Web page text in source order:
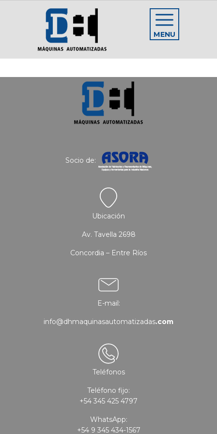
MENU
Socio de:
Ubicación
Av. Tavella 2698
Concordia – Entre Ríos
E-mail:
info@dhmaquinasautomatizadas.com
Teléfonos
Teléfono fijo:
+54 345 425 4797
WhatsApp:
+54 9 345 434-1567